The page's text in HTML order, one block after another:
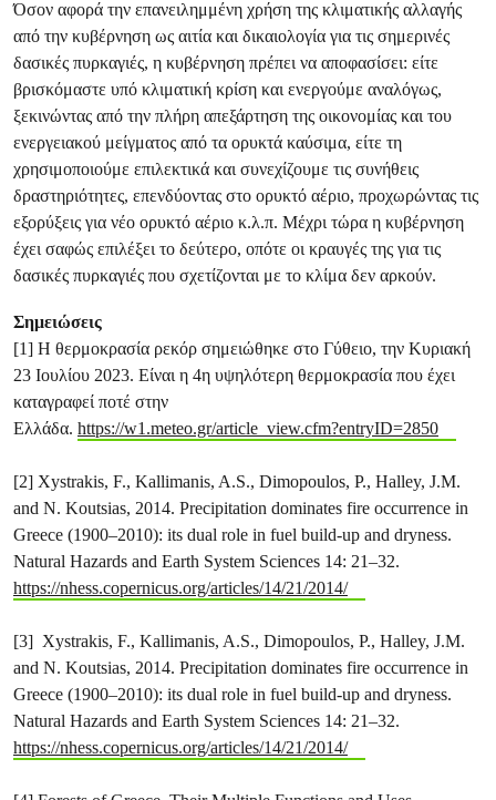
Όσον αφορά την επανειλημμένη χρήση της κλιματικής αλλαγής
από την κυβέρνηση ως αιτία και δικαιολογία για τις σημερινές
δασικές πυρκαγιές, η κυβέρνηση πρέπει να αποφασίσει: είτε
βρισκόμαστε υπό κλιματική κρίση και ενεργούμε αναλόγως,
ξεκινώντας από την πλήρη απεξάρτηση της οικονομίας και του
ενεργειακού μείγματος από τα ορυκτά καύσιμα, είτε τη
χρησιμοποιούμε επιλεκτικά και συνεχίζουμε τις συνήθεις
δραστηριότητες, επενδύοντας στο ορυκτό αέριο, προχωρώντας τις
εξορύξεις για νέο ορυκτό αέριο κ.λ.π. Μέχρι τώρα η κυβέρνηση
έχει σαφώς επιλέξει το δεύτερο, οπότε οι κραυγές της για τις
δασικές πυρκαγιές που σχετίζονται με το κλίμα δεν αρκούν.
Σημειώσεις
[1] Η θερμοκρασία ρεκόρ σημειώθηκε στο Γύθειο, την Κυριακή
23 Ιουλίου 2023. Είναι η 4η υψηλότερη θερμοκρασία που έχει
καταγραφεί ποτέ στην
Ελλάδα. https://w1.meteo.gr/article_view.cfm?entryID=2850
[2] Xystrakis, F., Kallimanis, A.S., Dimopoulos, P., Halley, J.M.
and N. Koutsias, 2014. Precipitation dominates fire occurrence in
Greece (1900–2010): its dual role in fuel build-up and dryness.
Natural Hazards and Earth System Sciences 14: 21–32.
https://nhess.copernicus.org/articles/14/21/2014/
[3] Xystrakis, F., Kallimanis, A.S., Dimopoulos, P., Halley, J.M.
and N. Koutsias, 2014. Precipitation dominates fire occurrence in
Greece (1900–2010): its dual role in fuel build-up and dryness.
Natural Hazards and Earth System Sciences 14: 21–32.
https://nhess.copernicus.org/articles/14/21/2014/